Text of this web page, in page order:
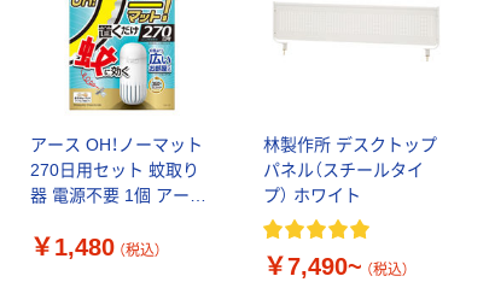
アース OH！ノーマット
270日用セット 蚊取り
器 電源不要 1個 アース
￥1,480 （税込）
林製作所 デスクトップ
パネル（スチールタイ
プ） ホワイト
￥7,490~ （税込）